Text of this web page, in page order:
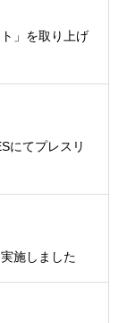
」を取り上げ
にてプレスリ
施しました